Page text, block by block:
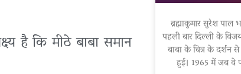
है कि मीठे बाबा समान
ब्रह्माकुमार सुरेश
पहली बार दिल्ली के
बाबा के चित्र के
हुई। 1965 में जब वे